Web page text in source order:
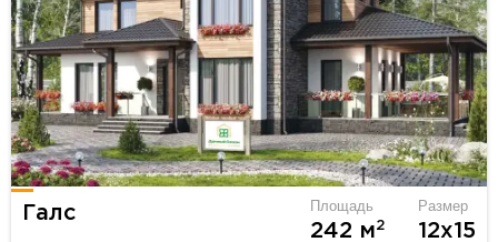
Галс Площадь
242 м2
Размер
12х15